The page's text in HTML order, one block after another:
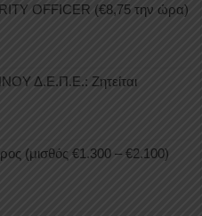
OFFICER (€8,75 την ώρα)
Δ.Ε.Π.Ε.: Ζητείται
(μισθός €1.300 – €2.100)